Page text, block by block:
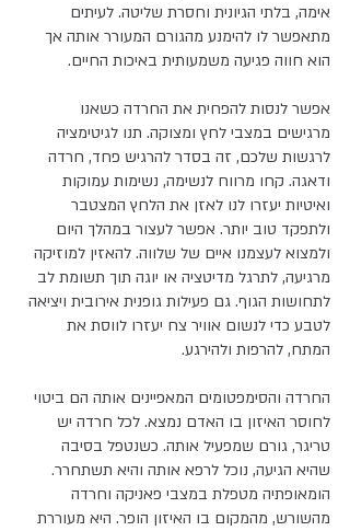
אימה, בלתי הגיונית וחסרת שליטה. לעיתים
מתאפשר לו להימנע מהגורם המעורר אותה אך
הוא חווה פגיעה משמעותית באיכות החיים.
אפשר לנסות להפחית את החרדה כשאנו
מרגישים במצבי לחץ ומצוקה. תנו לגיטימציה
לרגשות שלכם, זה בסדר להרגיש פחד, חרדה
ודאגה. קחו מרווח לנשימה, נשימות עמוקות
ואיטיות יעזרו לנו לאזן את הלחץ המצטבר
ולתפקד טוב יותר. אפשר לעצור במהלך היום
ולמצוא לעצמנו איים של שלווה. להאזין למוזיקה
מרגיעה, לתרגל מדיטציה או יוגה תוך תשומת לב
לתחושות הגוף. גם פעילות גופנית אירובית ויציאה
לטבע כדי לנשום אוויר צח יעזרו לווסת את
המתח, להרפות ולהירגע.
החרדה והסימפטומים המאפיינים אותה הם ביטוי
לחוסר האיזון בו האדם נמצא. לכל חרדה יש
טריגר, גורם שמפעיל אותה. כשנטפל בסיבה
שהיא הגיעה, נוכל לרפא אותה והיא תשתחרר.
הומאופתיה מטפלת במצבי פאניקה וחרדה
מהשורש, מהמקום בו האיזון הופר. היא מעוררת